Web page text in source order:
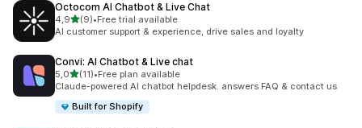
Octocom AI Chatbot & Live Chat
4,95 yıldız üzerinden
(9)
toplam 9 değerlendirme
•Free trial available
AI customer support & experience, drive sales and loyalty
Convi: AI Chatbot & Live chat
5,05 yıldız üzerinden
(11)
toplam 11 değerlendirme
•Free plan available
Claude-powered AI chatbot helpdesk. answers FAQ & contact us
Built for Shopify